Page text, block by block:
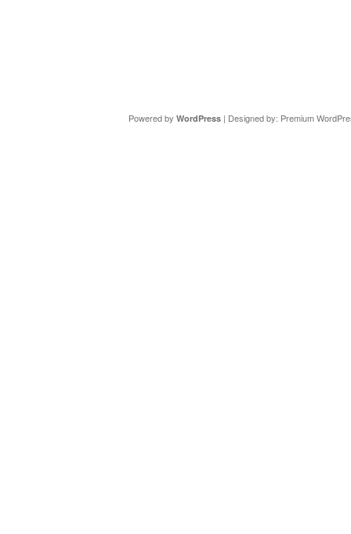
Powered by WordPress| Designed by: Premium